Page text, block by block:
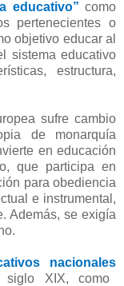
educativo”como
pertenecientes o
objetivo educar al
sistema educativo
estructura,
sufre cambio
de monarquía
en educación
que participa en
para obediencia
e instrumental,
Además, se exigía
nacionales
XIX, como